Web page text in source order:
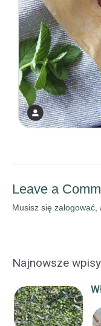
Leave a
Musisz się zalogować,
Najnowsze wpisy